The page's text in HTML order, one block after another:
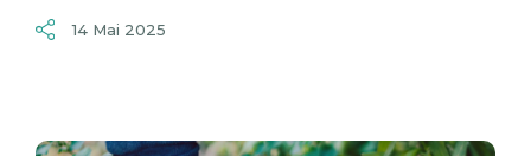
14 Mai 2025